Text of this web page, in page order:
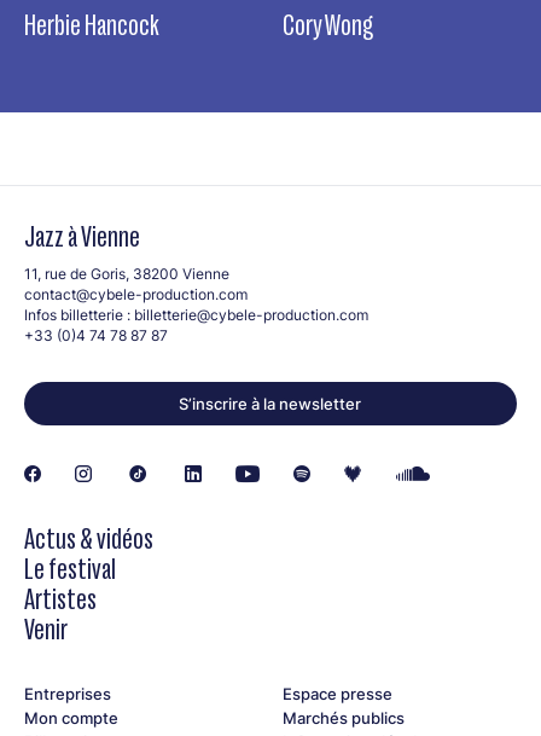
Herbie Hancock Cory Wong
Jazz à Vienne
11, rue de Goris, 38200 Vienne
contact@cybele-production.com
Infos billetterie : billetterie@cybele-production.com
+33 (0)4 74 78 87 87
S’inscrire à la newsletter
Actus & vidéos
Le festival
Artistes
Venir
Entreprises
Mon compte
Espace presse
Marchés publics